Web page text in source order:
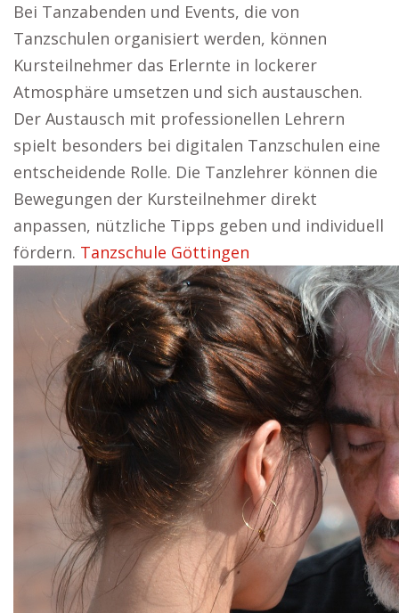
Bei Tanzabenden und Events, die von
Tanzschulen organisiert werden, können
Kursteilnehmer das Erlernte in lockerer
Atmosphäre umsetzen und sich austauschen.
Der Austausch mit professionellen Lehrern
spielt besonders bei digitalen Tanzschulen eine
entscheidende Rolle. Die Tanzlehrer können die
Bewegungen der Kursteilnehmer direkt
anpassen, nützliche Tipps geben und individuell
fördern. Tanzschule Göttingen